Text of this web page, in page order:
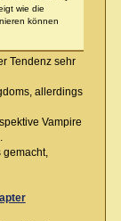
wie die
können
Tendenz sehr
allerdings
Vampire